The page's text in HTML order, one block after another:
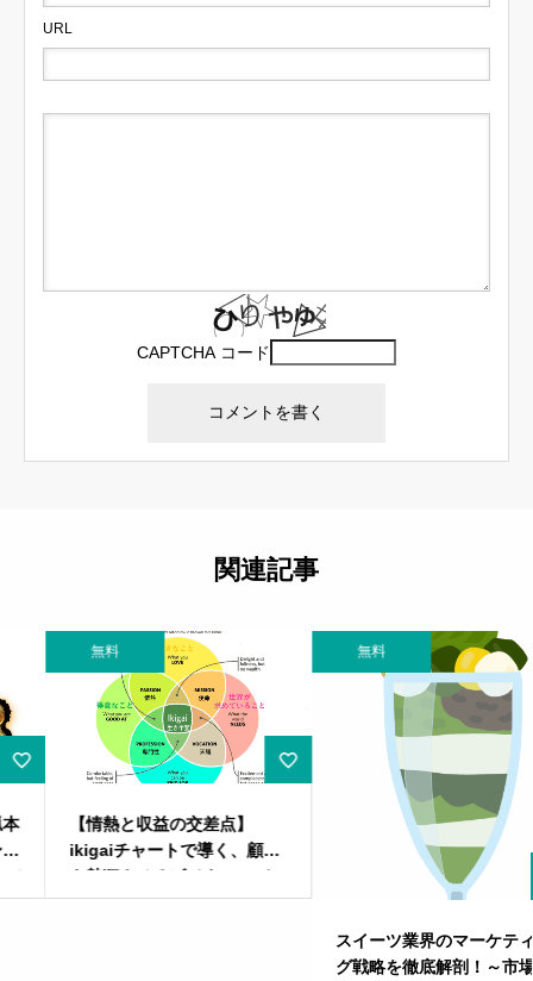
URL
CAPTCHA コード
関連記事
【情熱と収益の交差点】
ikigaiチャートで導く、顧客
を熱狂させるビジネスモデル
の設計図目次
スイーツ業界のマーケティン
グ戦略を徹底解剖！～市場分